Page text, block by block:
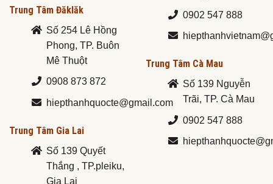
Trung Tâm Đăklăk
Số 254 Lê Hồng
Phong, TP. Buôn
Mê Thuột
0908 873 872
hiepthanhquocte@gmail.com
Trung Tâm Gia Lai
Số 139 Quyết
Thắng , TP.pleiku,
Gia Lai
0902 547 888
Trung Tâm Cà Mau
Số 139 Nguyễn
Trãi, TP. Cà Mau
0902 547 888